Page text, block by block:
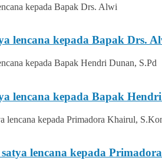
lencana kepada Bapak Drs.
lencana kepada Bapak
lencana kepada